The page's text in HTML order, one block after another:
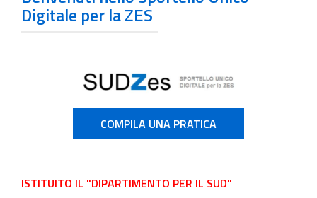
Digitale per la ZES
COMPILA UNA PRATICA
ISTITUITO IL "DIPARTIMENTO PER IL SUD"